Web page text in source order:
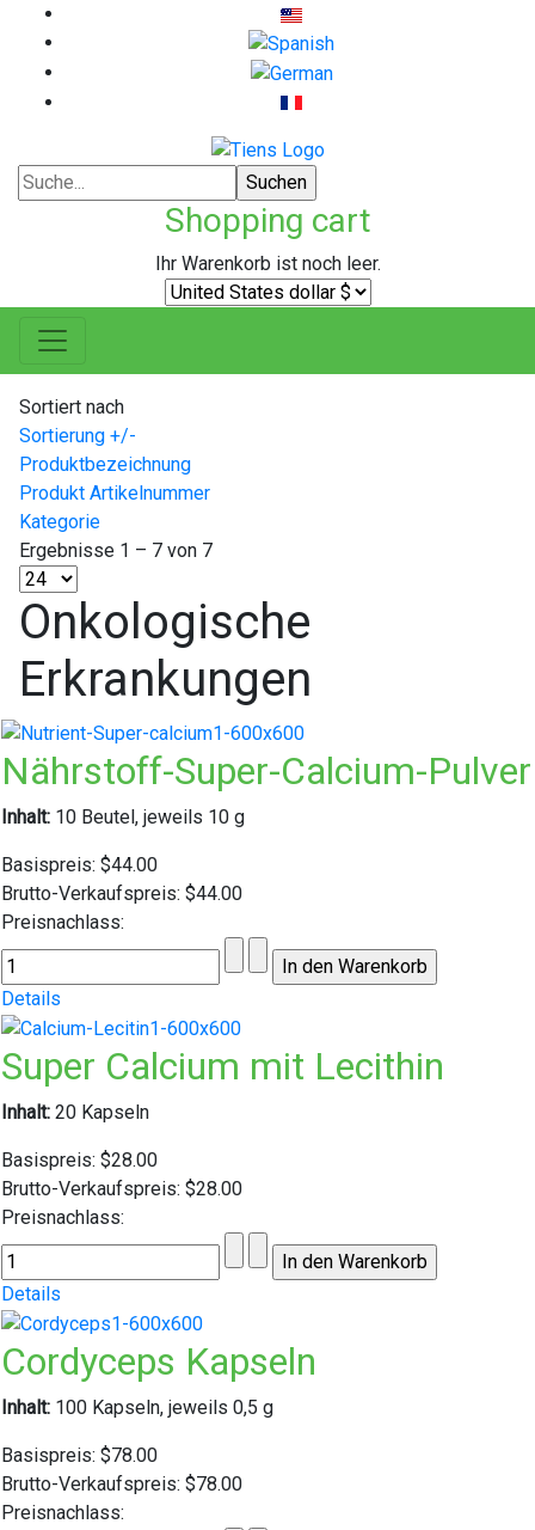
Shopping cart
Ihr Warenkorb ist noch leer.
Sortiert nach
Sortierung +/-
Produktbezeichnung
Produkt Artikelnummer
Kategorie
Ergebnisse 1 – 7 von 7
Onkologische
Erkrankungen
Nährstoff-Super-Calcium-Pulver
Inhalt: 10 Beutel, jeweils 10 g
Basispreis: $44.00
Brutto-Verkaufspreis: $44.00
Preisnachlass:
Details
Super Calcium mit Lecithin
Inhalt: 20 Kapseln
Basispreis: $28.00
Brutto-Verkaufspreis: $28.00
Preisnachlass:
Details
Cordyceps Kapseln
Inhalt: 100 Kapseln, jeweils 0,5 g
Basispreis: $78.00
Brutto-Verkaufspreis: $78.00
Preisnachlass: